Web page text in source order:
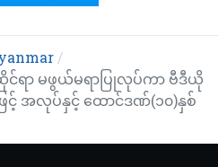
ရာ မဖွယ်မရာပြုလုပ်ကာ ဗီဒီယို
အလုပ်နှင့် ထောင်ဒဏ်(၁၀)နှစ်